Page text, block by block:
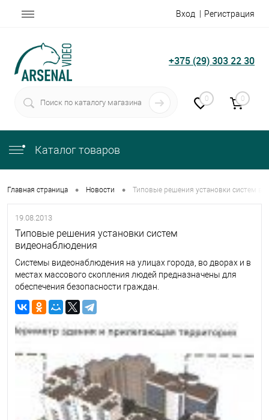
Вход Регистрация
+375 (29) 303 22 30
0 0
Каталог товаров
Главная страница • Новости • Типовые решения установки систем
19.08.2013
Типовые решения установки систем
видеонаблюдения
Системы видеонаблюдения на улицах города, во дворах и в
местах массового скопления людей предназначены для
обеспечения безопасности граждан.